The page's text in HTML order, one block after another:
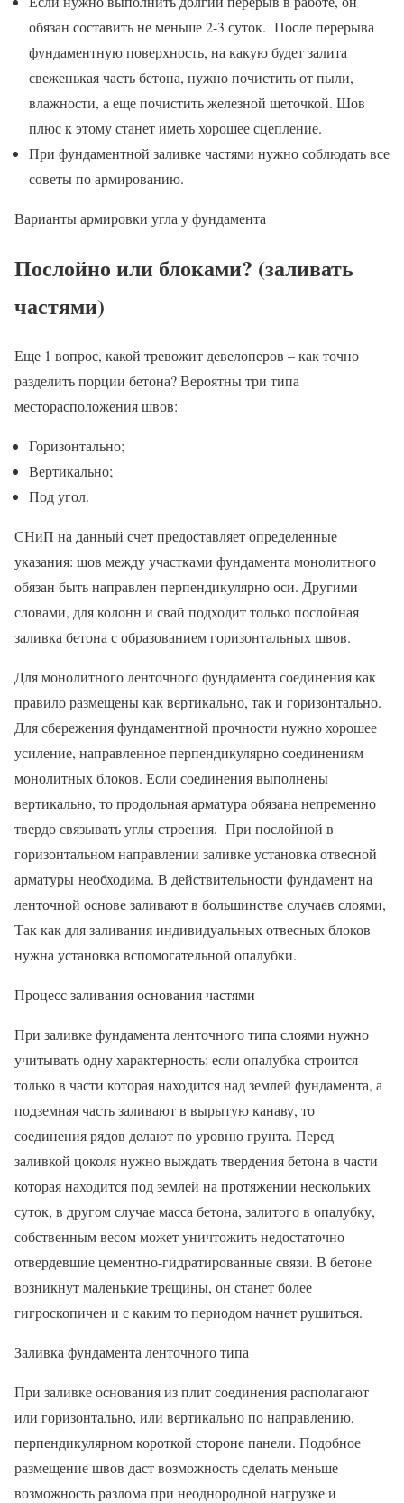
обязан составить не меньше 2-3 суток. После перерыва
фундаментную поверхность, на какую будет залита
свеженькая часть бетона, нужно почистить от пыли,
влажности, а еще почистить железной щеточкой. Шов
плюс к этому станет иметь хорошее сцепление.
При фундаментной заливке частями нужно соблюдать все
советы по армированию.
Варианты армировки угла у фундамента
Послойно или блоками? (заливать
частями)
Еще 1 вопрос, какой тревожит девелоперов – как точно
разделить порции бетона? Вероятны три типа
месторасположения швов:
Горизонтально;
Вертикально;
Под угол.
СНиП на данный счет предоставляет определенные
указания: шов между участками фундамента монолитного
обязан быть направлен перпендикулярно оси. Другими
словами, для колонн и свай подходит только послойная
заливка бетона с образованием горизонтальных швов.
Для монолитного ленточного фундамента соединения как
правило размещены как вертикально, так и горизонтально.
Для сбережения фундаментной прочности нужно хорошее
усиление, направленное перпендикулярно соединениям
монолитных блоков. Если соединения выполнены
вертикально, то продольная арматура обязана непременно
твердо связывать углы строения. При послойной в
горизонтальном направлении заливке установка отвесной
арматуры необходима. В действительности фундамент на
ленточной основе заливают в большинстве случаев слоями,
Так как для заливания индивидуальных отвесных блоков
нужна установка вспомогательной опалубки.
Процесс заливания основания частями
При заливке фундамента ленточного типа слоями нужно
учитывать одну характерность: если опалубка строится
только в части которая находится над землей фундамента, а
подземная часть заливают в вырытую канаву, то
соединения рядов делают по уровню грунта. Перед
заливкой цоколя нужно выждать твердения бетона в части
которая находится под землей на протяжении нескольких
суток, в другом случае масса бетона, залитого в опалубку,
собственным весом может уничтожить недостаточно
отвердевшие цементно-гидратированные связи. В бетоне
возникнут маленькие трещины, он станет более
гигроскопичен и с каким то периодом начнет рушиться.
Заливка фундамента ленточного типа
При заливке основания из плит соединения располагают
или горизонтально, или вертикально по направлению,
перпендикулярном короткой стороне панели. Подобное
размещение швов даст возможность сделать меньше
возможность разлома при неоднородной нагрузке и